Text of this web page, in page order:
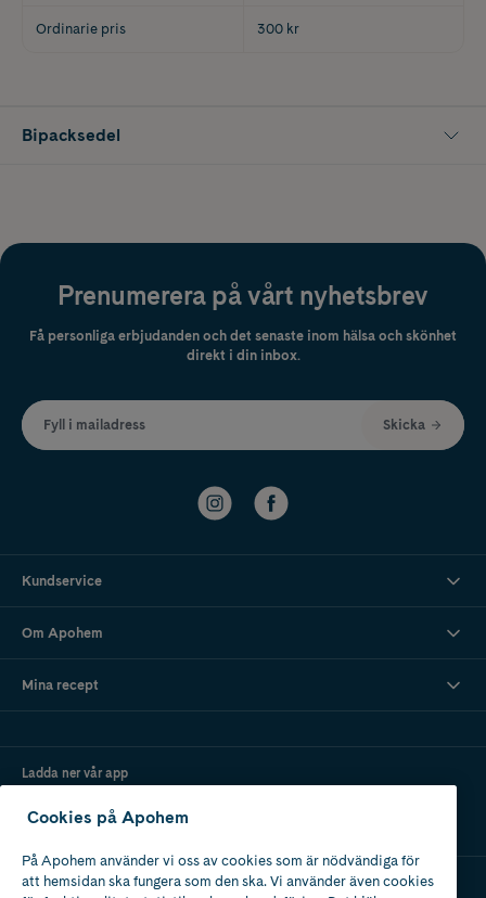
Ordinarie pris 300 kr
Bipacksedel
Prenumerera på vårt nyhetsbrev
Få personliga erbjudanden och det senaste inom hälsa och skönhet
direkt i din inbox.
Fyll i mailadress Skicka
Kundservice
Om Apohem
Mina recept
Ladda ner vår app
Cookies på Apohem
På Apohem använder vi oss av cookies som är nödvändiga för
att hemsidan ska fungera som den ska. Vi använder även cookies